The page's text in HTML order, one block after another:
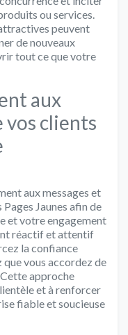
ou services.
peuvent
de nouveaux
tout ce que votre
aux
vos clients
aux messages et
Jaunes afin de
et votre engagement
réactif et attentif
la confiance
vous accordez de
approche
et à renforcer
fiable et soucieuse